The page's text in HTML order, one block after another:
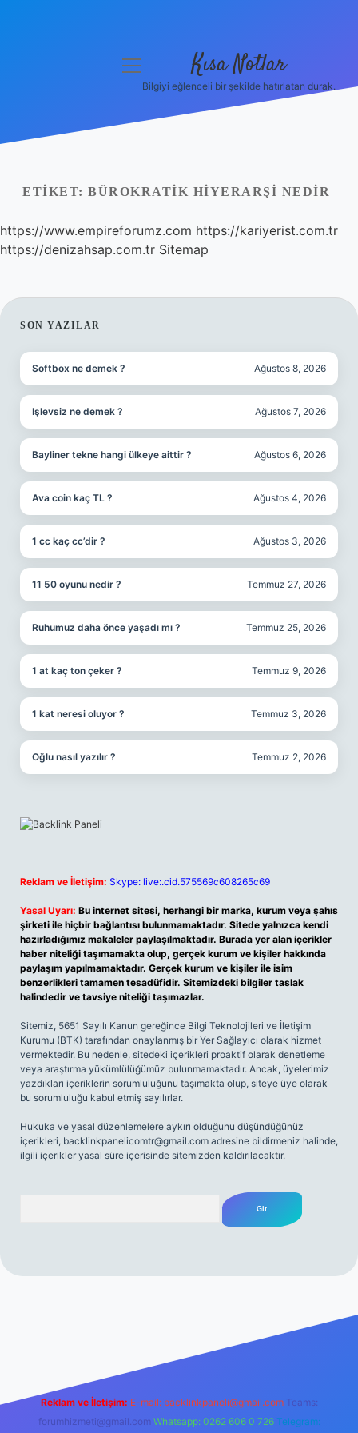
Yasal Uyarı
Hakkımızda
menüyü
Kısa Notlar
Bilgiyi eğlenceli bir şekilde hatırlatan durak.
ETIKET: BÜROKRATIK HIYERARŞI NEDIR
https://www.empireforumz.com https://kariyerist.com.tr
https://denizahsap.com.tr Sitemap
SIDEBAR
SON YAZILAR
Softbox ne demek ? Ağustos 8, 2026
Işlevsiz ne demek ? Ağustos 7, 2026
Bayliner tekne hangi ülkeye aittir ? Ağustos 6, 2026
Ava coin kaç TL ? Ağustos 4, 2026
1 cc kaç cc’dir ? Ağustos 3, 2026
11 50 oyunu nedir ? Temmuz 27, 2026
Ruhumuz daha önce yaşadı mı ? Temmuz 25, 2026
1 at kaç ton çeker ? Temmuz 9, 2026
1 kat neresi oluyor ? Temmuz 3, 2026
Oğlu nasıl yazılır ? Temmuz 2, 2026
Reklam ve İletişim: Skype: live:.cid.575569c608265c69
Yasal Uyarı: Bu internet sitesi, herhangi bir marka, kurum veya şahıs
şirketi ile hiçbir bağlantısı bulunmamaktadır. Sitede yalnızca kendi
hazırladığımız makaleler paylaşılmaktadır. Burada yer alan içerikler
haber niteliği taşımamakta olup, gerçek kurum ve kişiler hakkında
paylaşım yapılmamaktadır. Gerçek kurum ve kişiler ile isim
benzerlikleri tamamen tesadüfidir. Sitemizdeki bilgiler taslak
halindedir ve tavsiye niteliği taşımazlar.
Sitemiz, 5651 Sayılı Kanun gereğince Bilgi Teknolojileri ve İletişim
Kurumu (BTK) tarafından onaylanmış bir Yer Sağlayıcı olarak hizmet
vermektedir. Bu nedenle, sitedeki içerikleri proaktif olarak denetleme
veya araştırma yükümlülüğümüz bulunmamaktadır. Ancak, üyelerimiz
yazdıkları içeriklerin sorumluluğunu taşımakta olup, siteye üye olarak
bu sorumluluğu kabul etmiş sayılırlar.
Hukuka ve yasal düzenlemelere aykırı olduğunu düşündüğünüz
içerikleri, backlinkpanelicomtr@gmail.com adresine bildirmeniz halinde,
ilgili içerikler yasal süre içerisinde sitemizden kaldırılacaktır.
Reklam ve İletişim: E-mail: backlinkpaneli@gmail.com Teams:
forumhizmeti@gmail.com Whatsapp: 0262 606 0 726 Telegram: